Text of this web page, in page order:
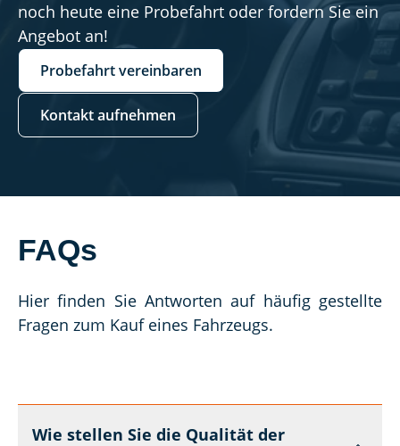
noch heute eine Probefahrt oder fordern Sie ein
Angebot an!
Probefahrt vereinbaren
Kontakt aufnehmen
FAQs
Hier finden Sie Antworten auf häufig gestellte
Fragen zum Kauf eines Fahrzeugs.
Wie stellen Sie die Qualität der